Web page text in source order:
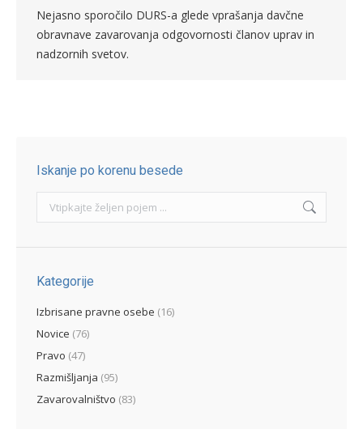
Nejasno sporočilo DURS-a glede vprašanja davčne
obravnave zavarovanja odgovornosti članov uprav in
nadzornih svetov.
Iskanje po korenu besede
Search:
Kategorije
Izbrisane pravne osebe (16)
Novice (76)
Pravo (47)
Razmišljanja (95)
Zavarovalništvo (83)